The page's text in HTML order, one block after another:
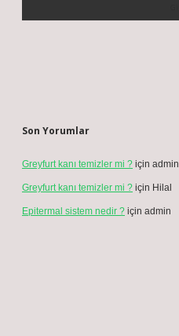
Son Yorumlar
Greyfurt kanı temizler mi ? için admin
Greyfurt kanı temizler mi ? için Hilal
Epitermal sistem nedir ? için admin